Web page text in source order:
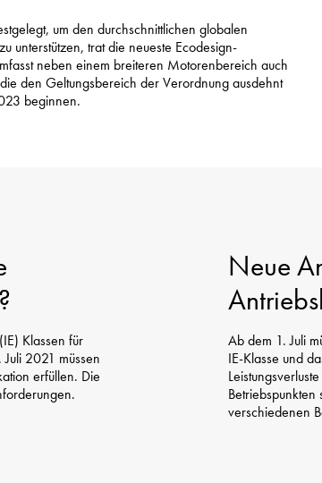
um den durchschnittlichen globalen
unterstützen, trat die neueste Ecodesign-
neben einem breiteren Motorenbereich auch
den Geltungsbereich der Verordnung ausdehnt
beginnen.
Klassen für
2021 müssen
erfüllen. Die
Neue
Ab dem 1. Juli
IE-Klasse und
verschiedenen